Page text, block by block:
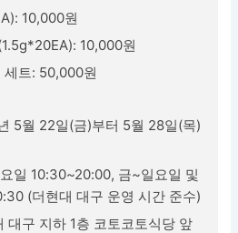
10,000원
10,000원
세트: 50,000원
5월 22일(금)부터 5월 28일(목)
일 10:30~20:00, 금~일요일 및
(더현대 대구 운영 시간 준수)
대구 지하 1층 코토코토식당 앞